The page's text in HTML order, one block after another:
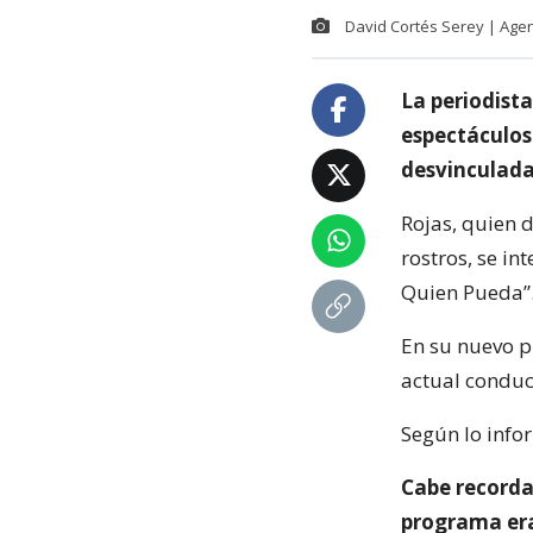
David Cortés Serey |
La
Rojas, quien
rostros, se
Quien
En su nuevo
actual
Según lo
Cabe
programa